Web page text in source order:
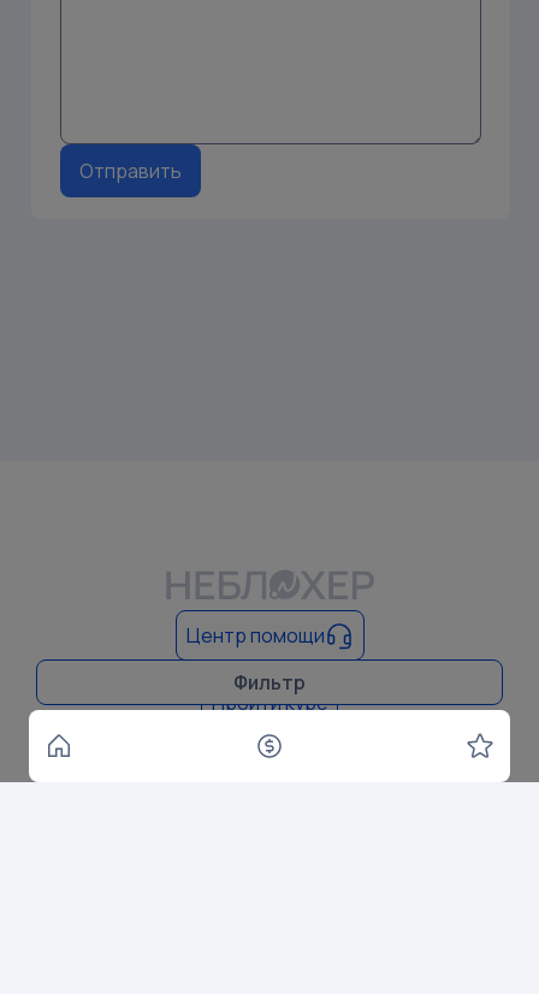
Фильтр
Отправить
Центр помощи
Copyright © 2025 Все права защищены
Meta Platforms, а также принадлежащие ей социальные сети
Бесплатный курс по работе с сервисом
Пройти курс